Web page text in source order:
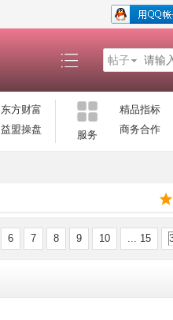
帖子
东方财富
益盟操盘 服务
精品指标
商务合作
6 7 8 9 10 ... 15